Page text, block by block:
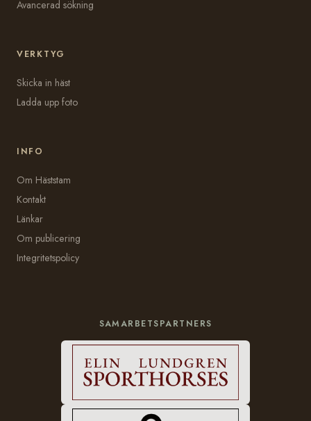
Avancerad sökning
VERKTYG
Skicka in häst
Ladda upp foto
INFO
Om Häststam
Kontakt
Länkar
Om publicering
Integritetspolicy
SAMARBETSPARTNERS